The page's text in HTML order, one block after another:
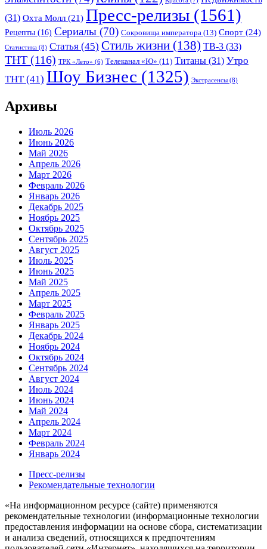
(31) Охта Молл (21) Пресс-релизы (1561)
Рецепты (16) Сериалы (70) Сокровища императора (13) Спорт (24)
Статистика (8) Статья (45) Стиль жизни (138) ТВ-3 (33)
ТНТ (116) ТРК «Лето» (6) Телеканал «Ю» (11) Титаны (31) Утро
ТНТ(41) Шоу Бизнес (1325) Экстрасенсы (8)
Архивы
Июль 2026
Июнь 2026
Май 2026
Апрель 2026
Март 2026
Февраль 2026
Январь 2026
Декабрь 2025
Ноябрь 2025
Октябрь 2025
Сентябрь 2025
Август 2025
Июль 2025
Июнь 2025
Май 2025
Апрель 2025
Март 2025
Февраль 2025
Январь 2025
Декабрь 2024
Ноябрь 2024
Октябрь 2024
Сентябрь 2024
Август 2024
Июль 2024
Июнь 2024
Май 2024
Апрель 2024
Март 2024
Февраль 2024
Январь 2024
Пресс-релизы
Рекомендательные технологии
«На информационном ресурсе (сайте) применяются
рекомендательные технологии (информационные технологии
предоставления информации на основе сбора, систематизации
и анализа сведений, относящихся к предпочтениям